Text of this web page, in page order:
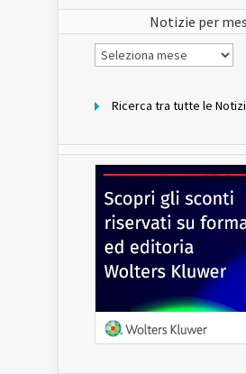
Notizie per
Notizie
per
Ricerca tra tutte le